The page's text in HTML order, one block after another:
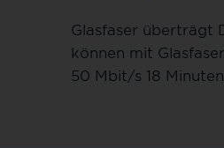
Glasfaser überträgt
können mit
50 Mbit/s 18